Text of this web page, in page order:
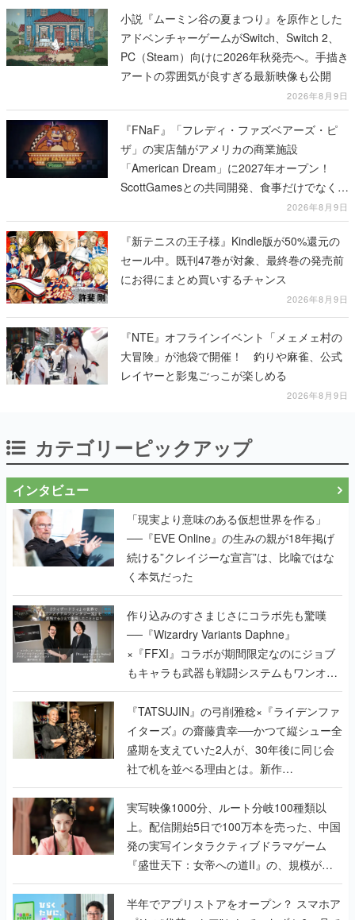
小説『ムーミン谷の夏まつり』を原作とした
アドベンチャーゲームがSwitch、Switch 2、
PC（Steam）向けに2026年秋発売へ。手描き
アートの雰囲気が良すぎる最新映像も公開
2026年8月9日
『FNaF』「フレディ・ファズベアーズ・ピ
ザ」の実店舗がアメリカの商業施設
「American Dream」に2027年オープン！
ScottGamesとの共同開発、食事だけでなくス
テージショーや没入型のホラー体験も楽しめ
る
2026年8月9日
『新テニスの王子様』Kindle版が50%還元の
セール中。既刊47巻が対象、最終巻の発売前
にお得にまとめ買いするチャンス
2026年8月9日
『NTE』オフラインイベント「メェメェ村の
大冒険」が池袋で開催！ 釣りや麻雀、公式
レイヤーと影鬼ごっこが楽しめる
2026年8月9日
カテゴリーピックアップ
インタビュー
「現実より意味のある仮想世界を作る」
──『EVE Online』の生みの親が18年掲げ
続ける”クレイジーな宣言”は、比喩ではな
く本気だった
作り込みのすさまじさにコラボ先も驚嘆
──『Wizardry Variants Daphne』
×『FFXI』コラボが期間限定なのにジョブ
もキャラも武器も戦闘システムもワンオフ
で作り込まれた理由を両ディレクターに聞
く
『TATSUJIN』の弓削雅稔×『ライデンファ
イターズ』の齋藤貴幸──かつて縦シュー全
盛期を支えていた2人が、30年後に同じ会
社で机を並べる理由とは。新作
『TATSUJIN EXTREME』で初タッグを組
んだレジェンド2人に訊く開発秘話
実写映像1000分、ルート分岐100種類以
上。配信開始5日で100万本を売った、中国
発の実写インタラクティブドラマゲーム
『盛世天下：女帝への道II』の、規模が違
うこだわりをプロデューサーに聞いた
半年でアプリストアをオープン？ スマホア